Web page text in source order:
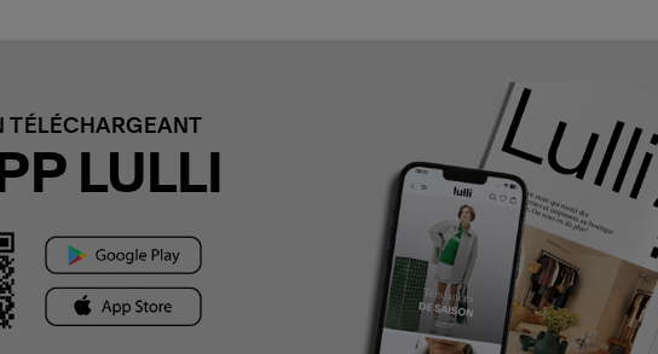
TÉLÉCHARGEANT
LULLI